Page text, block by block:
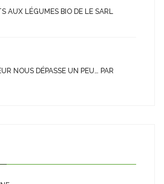
AUX LÉGUMES BIO DE LE SARL
NOUS DÉPASSE UN PEU… PAR